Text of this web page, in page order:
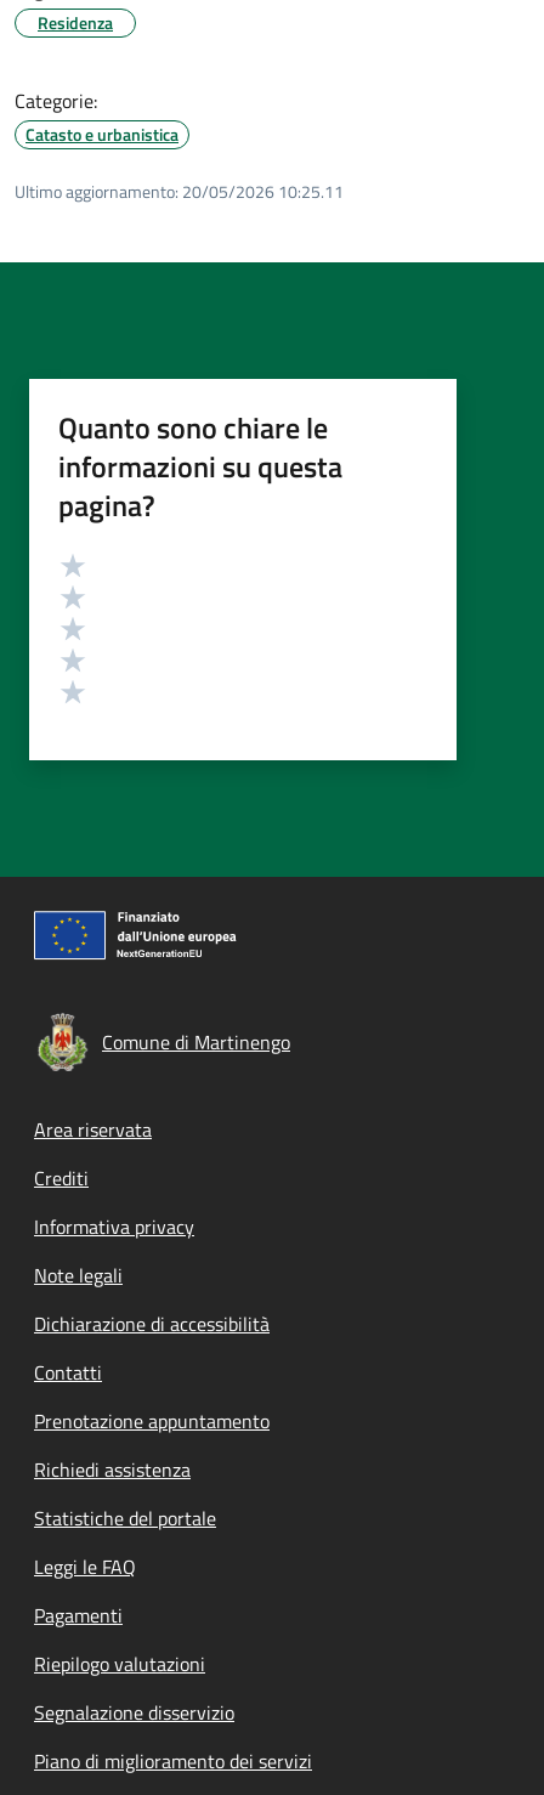
Residenza
Categorie:
Catasto e urbanistica
Ultimo aggiornamento: 20/05/2026 10:25.11
Quanto sono chiare le
informazioni su questa
pagina?
Valutazione
Comune di Martinengo
Footer menu
Area riservata
Crediti
Informativa privacy
Note legali
Dichiarazione di accessibilità
Contatti
Prenotazione appuntamento
Richiedi assistenza
Statistiche del portale
Leggi le FAQ
Pagamenti
Riepilogo valutazioni
Segnalazione disservizio
Piano di miglioramento dei servizi